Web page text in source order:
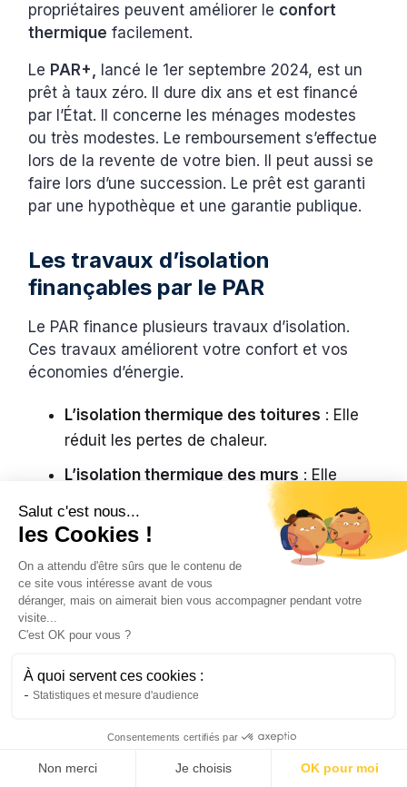
propriétaires peuvent améliorer le confort
thermique facilement.
Le PAR+, lancé le 1er septembre 2024, est un
prêt à taux zéro. Il dure dix ans et est financé
par l’État. Il concerne les ménages modestes
ou très modestes. Le remboursement s’effectue
lors de la revente de votre bien. Il peut aussi se
faire lors d’une succession. Le prêt est garanti
par une hypothèque et une garantie publique.
Les travaux d’isolation
finançables par le PAR
Le PAR finance plusieurs travaux d’isolation.
Ces travaux améliorent votre confort et vos
économies d’énergie.
L’isolation thermique des toitures : Elle
réduit les pertes de chaleur.
L’isolation thermique des murs : Elle
protège votre logement du froid.
L’isolation des parois vitrées et portes :
Elle conserve la chaleur à l’intérieur.
L’isolation des planchers bas: Elle
chauffage performants
l’énergie renouvelable.
Tous les travaux doivent être réalisés par un
professionnel RGE
. Cela garantit la qualité et
Salut c'est nous...
les Cookies !
On a attendu d'être sûrs que le contenu de
ce site vous intéresse avant de vous
déranger, mais on aimerait bien vous accompagner pendant votre
visite...
C'est OK pour vous ?
À quoi servent ces cookies :
Statistiques et mesure d'audience
Consentements certifiés par
Non merci Je choisis OK pour moi